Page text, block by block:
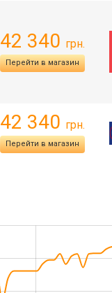
42 340 грн.
Перейти в магазин
42 340 грн.
Перейти в магазин